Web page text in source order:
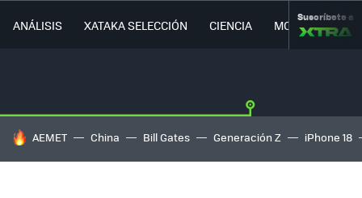
ANÁLISIS XATAKA SELECCIÓN CIENCIA MOVILIDAD
Suscríbete a
HOY SE HABLA DE
AEMET China Bill Gates Generación Z iPhone 18